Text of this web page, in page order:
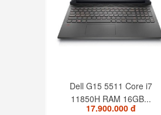
Dell G15 5511 Core i7
11850H RAM 16GB...
17.900.000 đ